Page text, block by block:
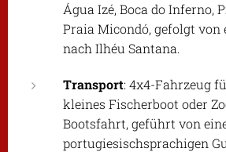
Água Izé, Boca do Inferno,
Praia Micondó, gefolgt von
nach Ilhéu Santana.
Transport: 4x4-Fahrzeug
kleines Fischerboot oder
Bootsfahrt, geführt von
portugiesischsprachigen